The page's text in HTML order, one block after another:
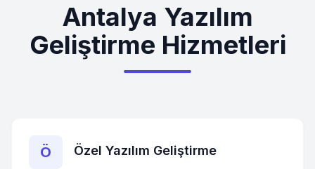
Antalya Yazılım
Geliştirme Hizmetleri
Ö Özel Yazılım Geliştirme